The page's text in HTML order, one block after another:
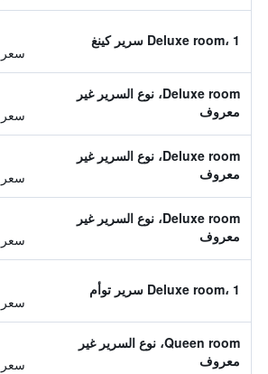
Deluxe room، 1 سرير كينغ
سعر
Deluxe room، نوع السرير غير
معروف
سعر
Deluxe room، نوع السرير غير
معروف
سعر
Deluxe room، نوع السرير غير
معروف
سعر
Deluxe room، 1 سرير توأم
سعر
Queen room، نوع السرير غير
معروف
سعر